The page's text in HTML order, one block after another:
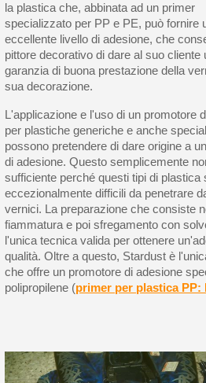
la plastica che, abbinata ad un primer
specializzato per PP e PE, può fornire
eccellente livello di adesione, che
pittore decorativo di dare al suo cliente
garanzia di buona prestazione della
sua decorazione.
L'applicazione e l'uso di un promotore
per plastiche generiche e anche
possono pretendere di dare origine a
di adesione. Questo semplicemente
sufficiente perché questi tipi di plastica
eccezionalmente difficili da penetrare
vernici. La preparazione che consiste
fiammatura e poi sfregamento con
l'unica tecnica valida per ottenere
qualità. Oltre a questo, Stardust è
che offre un promotore di adesione
polipropilene (primer per plastica PP: